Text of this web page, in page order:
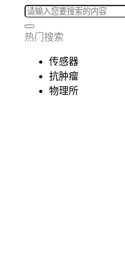
热门搜索
传感器
抗肿瘤
物理所